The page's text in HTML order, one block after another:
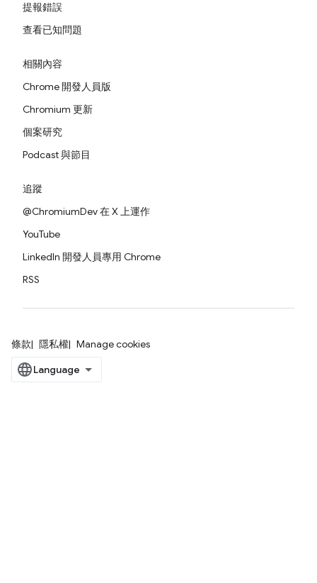
提報錯誤
查看已知問題
相關內容
Chrome 開發人員版
Chromium 更新
個案研究
Podcast 與節目
追蹤
@ChromiumDev 在 X 上運作
YouTube
LinkedIn 開發人員專用 Chrome
RSS
條款 隱私權 Manage cookies